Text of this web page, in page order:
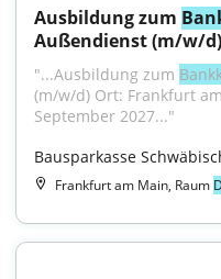
Ausbildung zum
Außendienst (m/w/d)
"...Ausbildung zum
(m/w/d) Ort: Frankfurt
September 2027..."
Bausparkasse
Frankfurt am Main, Raum